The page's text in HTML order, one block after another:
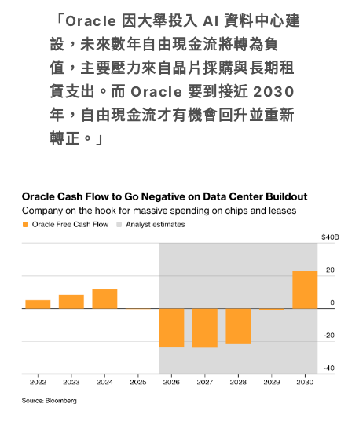
「 Oracle 因大舉投入 AI 資料中心建
設，未來數年自由現金流將轉為負
值，主要壓力來自晶片採購與長期租
賃支出。而 Oracle 要到接近 2030
年，自由現金流才有機會回升並重新
轉正。」